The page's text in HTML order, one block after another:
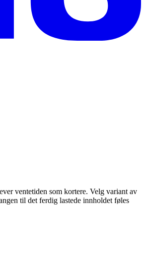
ventetiden som kortere. Velg variant av
til det ferdig lastede innholdet føles